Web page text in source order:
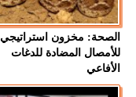
الصحة: مخزون استراتيجي
للأمصال المضادة للدغات
الأفاعي